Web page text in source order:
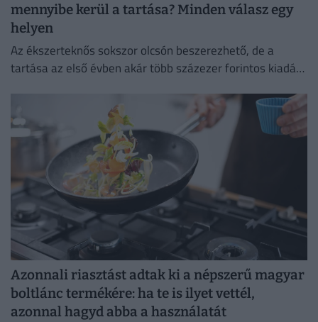
mennyibe kerül a tartása? Minden válasz egy
helyen
Az ékszerteknős sokszor olcsón beszerezhető, de a
tartása az első évben akár több százezer forintos kiadás
Azonnali riasztást adtak ki a népszerű magyar
boltlánc termékére: ha te is ilyet vettél,
azonnal hagyd abba a használatát